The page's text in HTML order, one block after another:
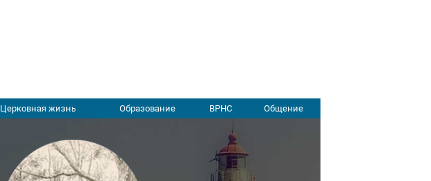
Церковная жизнь Образование ВРНС Общение